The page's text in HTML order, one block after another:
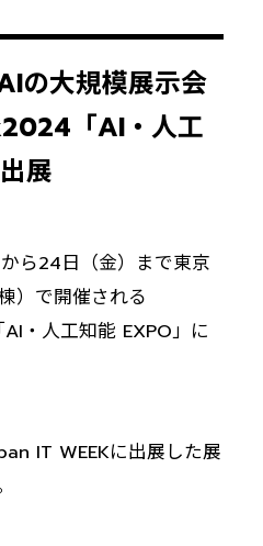
の大規模展示会
「AI・人工
展
ら24日（金）まで東京
）で開催される
・人工知能 EXPO」に
IT WEEKに出展した展